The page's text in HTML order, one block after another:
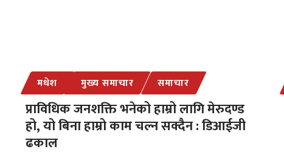
मधेश मुख्य समाचार समाचार
प्राविधिक जनशक्ति भनेको हाम्रो लागि मेरुदण्ड
हो, यो बिना हाम्रो काम चल्न सक्दैन : डिआईजी
ढकाल